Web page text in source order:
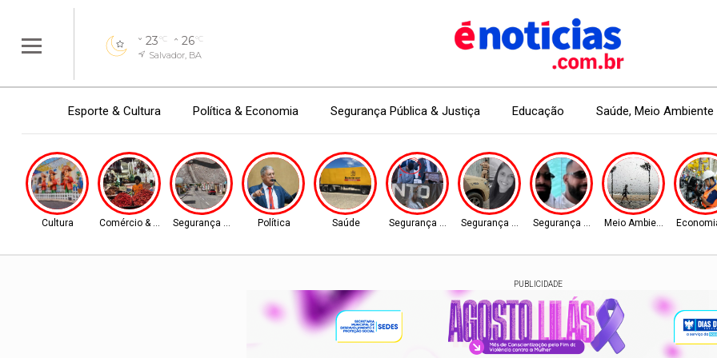
23°C 26°C
Salvador, BA
Esporte & Cultura Política & Economia Segurança Pública & Justiça Educação Saúde, Meio
Cultura Comércio & TurismoSegurança Pública Política Saúde Segurança PúblicaSegurança PúblicaSegurança PúblicaMeio Ambiente
PUBLICIDADE